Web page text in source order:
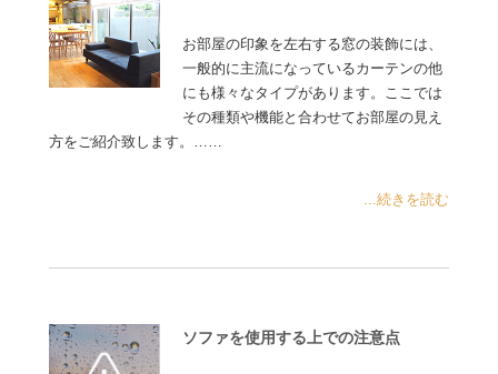
お部屋の印象を左右する窓の装飾には、
一般的に主流になっているカーテンの他
にも様々なタイプがあります。ここでは
その種類や機能と合わせてお部屋の見え
方をご紹介致します。……
...続きを読む
ソファを使用する上での注意点